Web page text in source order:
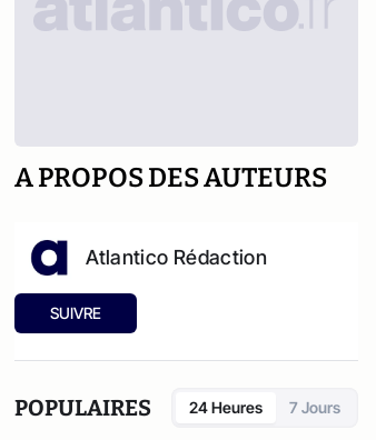
A PROPOS DES AUTEURS
Atlantico Rédaction
SUIVRE
POPULAIRES 24 Heures 7 Jours